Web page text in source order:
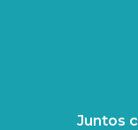
Juntos